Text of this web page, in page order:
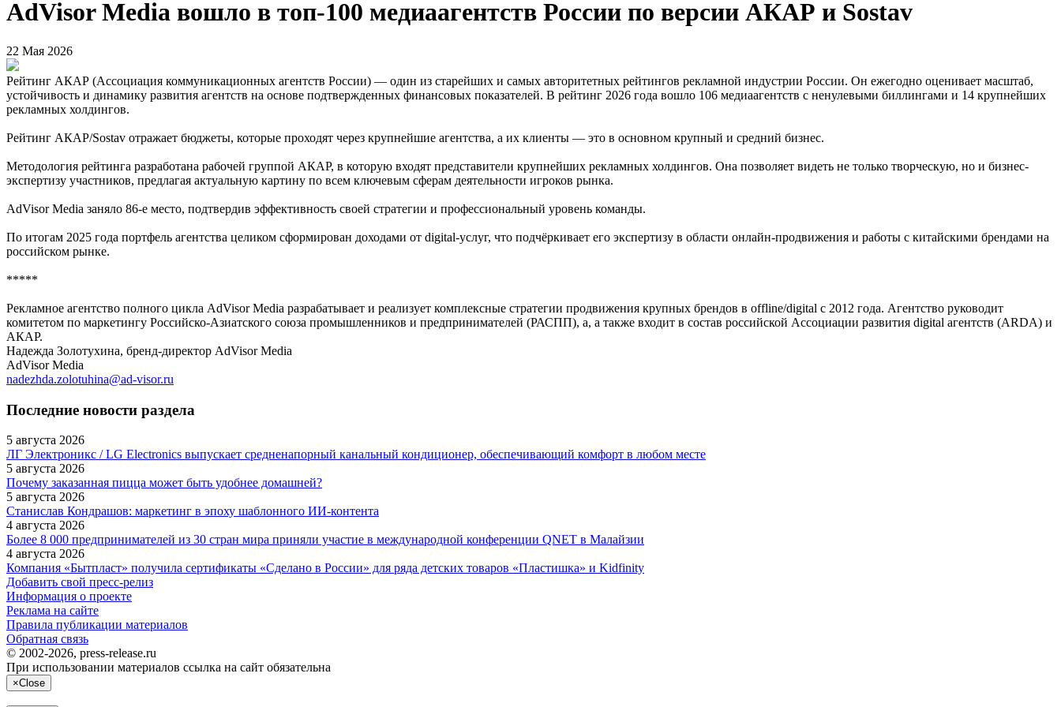
AdVisor Media вошло в топ‑100 медиаагентств России по версии АКАР и Sostav
22 Мая 2026
Рейтинг АКАР (Ассоциация коммуникационных агентств России) — один из старейших и самых авторитетных рейтингов рекламной индустрии России. Он ежегодно оценивает масштаб,
устойчивость и динамику развития агентств на основе подтвержденных финансовых показателей. В рейтинг 2026 года вошло 106 медиаагентств с ненулевыми биллингами и 14 крупнейших
рекламных холдингов.
Рейтинг АКАР/Sostav отражает бюджеты, которые проходят через крупнейшие агентства, а их клиенты — это в основном крупный и средний бизнес.
Методология рейтинга разработана рабочей группой АКАР, в которую входят представители крупнейших рекламных холдингов. Она позволяет видеть не только творческую, но и бизнес-
экспертизу участников, предлагая актуальную картину по всем ключевым сферам деятельности игроков рынка.
AdVisor Media заняло 86‑е место, подтвердив эффективность своей стратегии и профессиональный уровень команды.
По итогам 2025 года портфель агентства целиком сформирован доходами от digital-услуг, что подчёркивает его экспертизу в области онлайн-продвижения и работы с китайскими брендами на
российском рынке.
*****
Рекламное агентство полного цикла AdVisor Media разрабатывает и реализует комплексные стратегии продвижения крупных брендов в offline/digital с 2012 года. Агентство руководит
комитетом по маркетингу Российско-Азиатского союза промышленников и предпринимателей (РАСПП), а, а также входит в состав российской Ассоциации развития digital агентств (ARDA) и
АКАР.
Надежда Золотухина, бренд-директор AdVisor Media
AdVisor Media
nadezhda.zolotuhina@ad-visor.ru
Последние новости раздела
5 августа 2026
ЛГ Электроникс / LG Electronics выпускает средненапорный канальный кондиционер, обеспечивающий комфорт в любом месте
5 августа 2026
Почему заказанная пицца может быть удобнее домашней?
5 августа 2026
Станислав Кондрашов: маркетинг в эпоху шаблонного ИИ-контента
4 августа 2026
Более 8 000 предпринимателей из 30 стран мира приняли участие в международной конференции QNET в Малайзии
4 августа 2026
Компания «Бытпласт» получила сертификаты «Сделано в России» для ряда детских товаров «Пластишка» и Kidfinity
Добавить свой пресс-релиз
Информация о проекте
Реклама на сайте
Правила публикации материалов
Обратная связь
© 2002-2026, press-release.ru
При использовании материалов ссылка на сайт обязательна
×Close